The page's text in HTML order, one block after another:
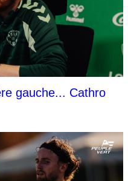
gauche... Cathro